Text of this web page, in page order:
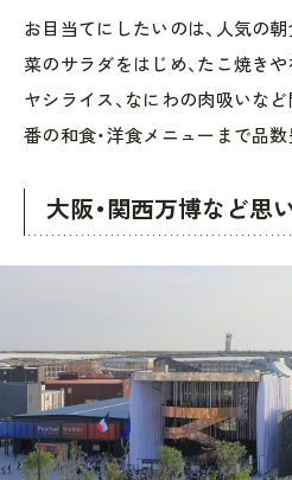
お目当てにしたいのは、人気の
菜のサラダをはじめ、たこ焼き
ヤシライス、なにわの肉吸いな
番の和食・洋食メニューまで品数
大阪・関西万博など思